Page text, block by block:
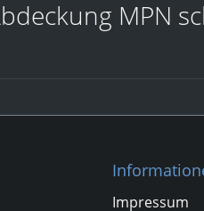
MPN
Impressum